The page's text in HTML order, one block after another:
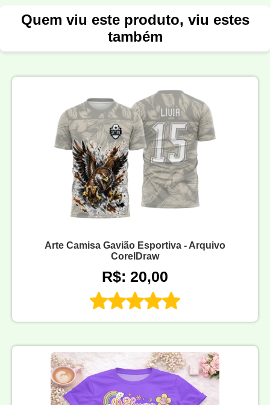
Quem viu este produto, viu estes
também
Arte Camisa Gavião Esportiva - Arquivo
CorelDraw
R$: 20,00